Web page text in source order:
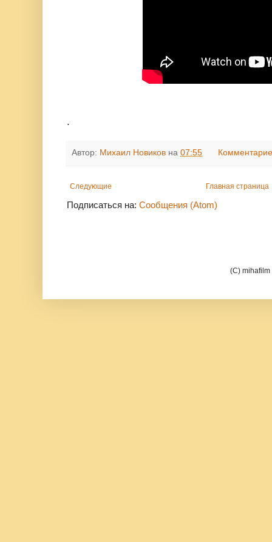
.
Автор: Михаил Новиков на 07:55
Следующие Главная страница
Подписаться на: Сообщения (Atom)
(C)